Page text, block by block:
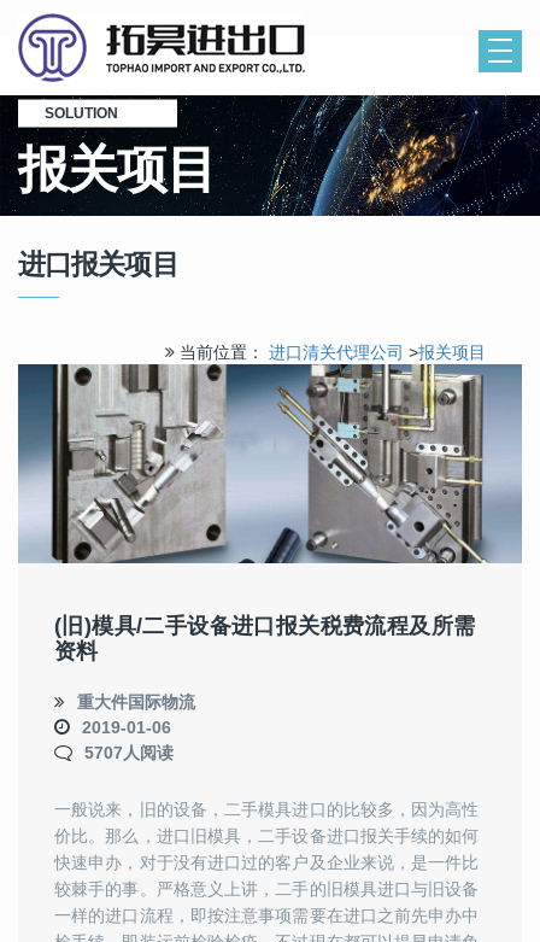
SOLUTION
报关项目
进口报关项目
当前位置： 进口清关代理公司 >报关项目
(旧)模具/二手设备进口报关税费流程及所需
资料
重大件国际物流
2019-01-06
5707人阅读
一般说来，旧的设备，二手模具进口的比较多，因为高性
价比。那么，进口旧模具，二手设备进口报关手续的如何
快速申办，对于没有进口过的客户及企业来说，是一件比
较棘手的事。严格意义上讲，二手的旧模具进口与旧设备
一样的进口流程，即按注意事项需要在进口之前先申办中